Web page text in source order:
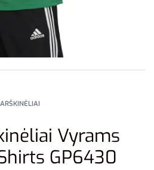
Vyrams
GP6430